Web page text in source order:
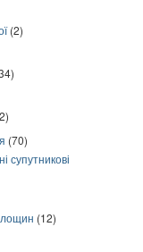
(2)
(70)
супутникові
(12)